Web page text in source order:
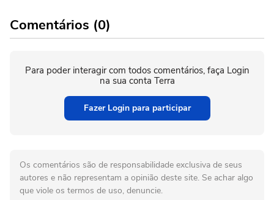
Comentários (0)
Para poder interagir com todos comentários, faça Login
na sua conta Terra
Fazer Login para participar
Os comentários são de responsabilidade exclusiva de seus
autores e não representam a opinião deste site. Se achar algo
que viole os termos de uso, denuncie.